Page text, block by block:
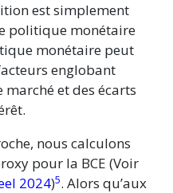
est simplement
politique monétaire
monétaire peut
englobant
et des écarts
nous calculons
pour la BCE (Voir
2024)5. Alors qu’aux